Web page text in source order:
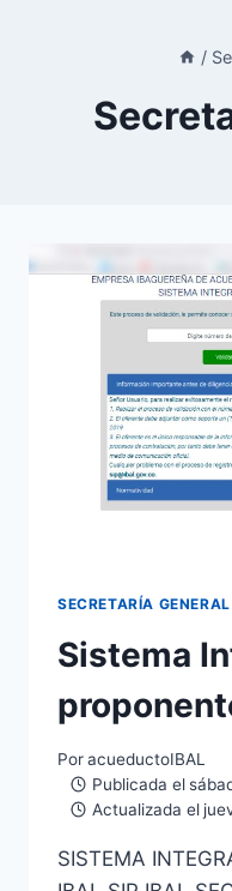
/
SECRETARÍA GENERAL
Sistema
PoracueductoIBAL
Publicada el
Actualizada el
SISTEMA